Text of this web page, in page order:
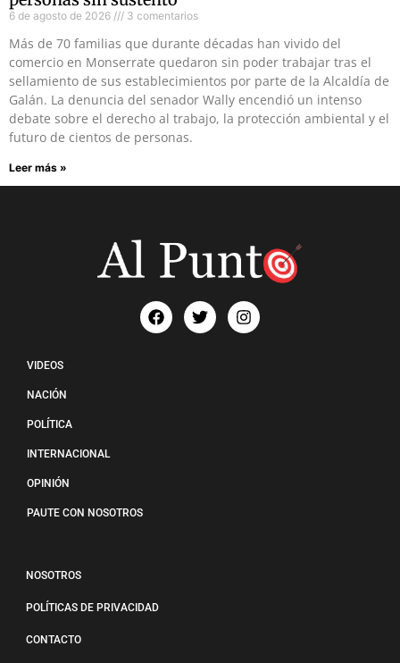
6 de agosto de 2026 3 comentarios
Más de 70 familias que durante décadas han vivido del
comercio en Monserrate quedaron sin poder trabajar tras el
sellamiento de sus establecimientos por parte de la Alcaldía de
Galán. La denuncia del senador Wally encendió un intenso
debate sobre el derecho al trabajo, la protección ambiental y el
futuro de cientos de personas.
Leer más »
VIDEOS
NACIÓN
POLÍTICA
INTERNACIONAL
OPINIÓN
PAUTE CON NOSOTROS
NOSOTROS
POLÍTICAS DE PRIVACIDAD
CONTACTO